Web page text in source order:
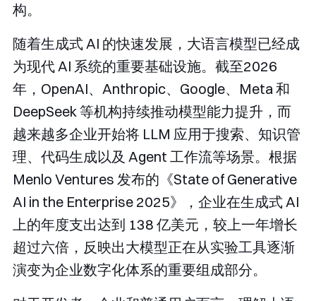
构。
随着生成式 AI 的快速发展，大语言模型已经成
为现代 AI 系统的重要基础设施。截至2026
年，OpenAI、Anthropic、Google、Meta 和
DeepSeek 等机构持续推动模型能力提升，而
越来越多企业开始将 LLM 应用于搜索、知识管
理、代码生成以及 Agent 工作流等场景。根据
Menlo Ventures 发布的《State of Generative
AI in the Enterprise 2025》，企业在生成式 AI
上的年度支出达到 138 亿美元，较上一年增长
超过六倍，反映出大模型正在从实验工具逐渐
演变为企业数字化体系的重要组成部分。